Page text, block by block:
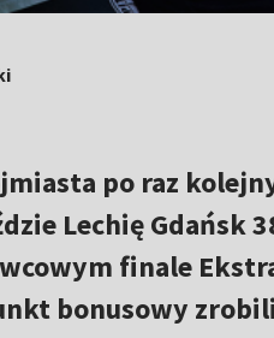
po raz
Lechię Gdańsk
finale
bonusowy